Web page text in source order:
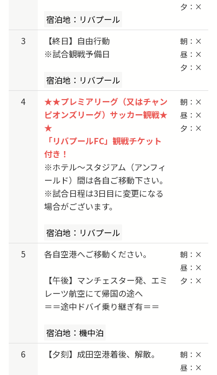
2026/10/29 (木) 出発 → 2026/10/31 (土) vs アー
セナル
2026/11/19 (木) 出発 → 2026/11/21 (土) vs マン
2026/11/29 (日) 出発 → 2026/12/01 (火) vs サン
ダーランド
2026/12/10 (木) 出発 → 2026/12/12 (土) vs リー
ズ・ユナイテッド
2026/12/17 (木) 出発 → 2026/12/19 (土) vs トッ
テナム
2026/12/31 (木) 出発 → 2027/01/02 (土) vs コヴ
ェントリー・シティ
2027/01/14 (木) 出発 → 2027/01/16 (土) vs クリ
スタル・パレス
ァートン
2027/02/18 (木) 出発 → 2027/02/20 (土) vs ハ
2027/02/28 (日) 出発 → 2027/03/02 (火) vs アス
トン・ヴィラ
2027/03/11 (木) 出発 → 2027/03/13 (土) vs イプ
スウィッチ・タウン
2027/04/08 (木) 出発 → 2027/04/10 (土) vs ニュ
ーカッスル
2027/04/29 (木) 出発 → 2027/05/01 (土) vs チェ
宿泊地：リバプール
夕：×
3
【終日】自由行動
※試合観戦予備日
宿泊地：リバプール
朝：×
昼：×
夕：×
4
★★プレミアリーグ（又はチャン
ピオンズリーグ）サッカー観戦★
★
「リバプールFC」観戦チケット
付き！
※ホテル〜スタジアム（アンフィ
ールド）間は各自ご移動下さい。
※試合日程は3日目に変更になる
場合がございます。
宿泊地：リバプール
朝：×
昼：×
夕：×
5 各自空港へご移動ください。
【午後】マンチェスター発、エミ
レーツ航空にて帰国の途へ
＝＝途中ドバイ乗り継ぎ有＝＝
宿泊地：機中泊
朝：×
昼：×
夕：×
6 【夕刻】成田空港着後、解散。
朝：×
昼：×